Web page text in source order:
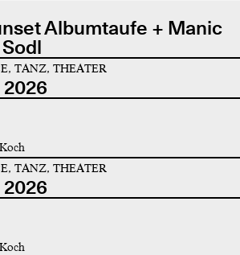
Albumtaufe + Manic
TANZ, THEATER
2026
TANZ, THEATER
2026